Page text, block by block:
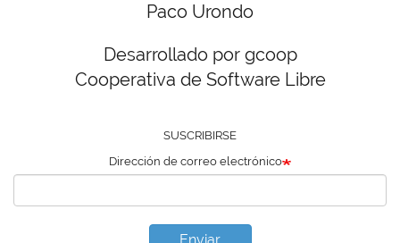
Paco Urondo
Desarrollado por gcoop
Cooperativa de Software Libre
SUSCRIBIRSE
Dirección de correo electrónico